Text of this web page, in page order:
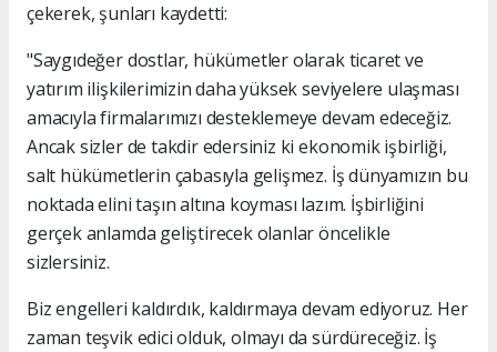
çekerek, şunları kaydetti:
"Saygıdeğer dostlar, hükümetler olarak ticaret ve
yatırım ilişkilerimizin daha yüksek seviyelere ulaşması
amacıyla firmalarımızı desteklemeye devam edeceğiz.
Ancak sizler de takdir edersiniz ki ekonomik işbirliği,
salt hükümetlerin çabasıyla gelişmez. İş dünyamızın bu
noktada elini taşın altına koyması lazım. İşbirliğini
gerçek anlamda geliştirecek olanlar öncelikle
sizlersiniz.
Biz engelleri kaldırdık, kaldırmaya devam ediyoruz. Her
zaman teşvik edici olduk, olmayı da sürdüreceğiz. İş